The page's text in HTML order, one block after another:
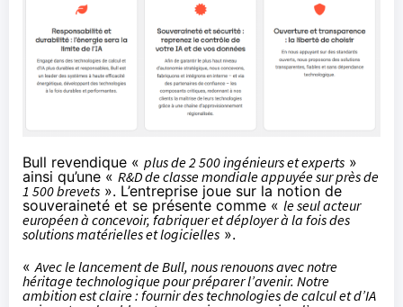
Bull revendique « plus de 2 500 ingénieurs et experts »
ainsi qu’une « R&D de classe mondiale appuyée sur près de
1 500 brevets ». L’entreprise joue sur la notion de
souveraineté et se présente comme « le seul acteur
européen à concevoir, fabriquer et déployer à la fois des
solutions matérielles et logicielles ».
« Avec le lancement de Bull, nous renouons avec notre
héritage technologique pour préparer l’avenir. Notre
ambition est claire : fournir des technologies de calcul et d’IA